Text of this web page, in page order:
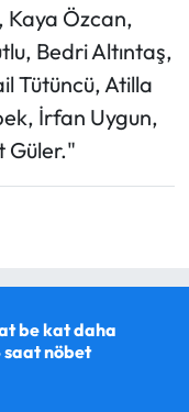
Kaya Özcan,
Bedri Altıntaş,
Tütüncü, Atilla
İrfan Uygun,
Güler."
be kat daha
nöbet